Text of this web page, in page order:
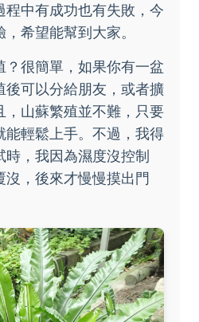
程中有成功也有失敗，今
希望能幫到大家。
？很簡單，如果你有一盆
後可以分給朋友，或者擴
，山蘇繁殖並不難，只要
能輕鬆上手。不過，我得
，我因為濕度沒控制
，後來才慢慢摸出門